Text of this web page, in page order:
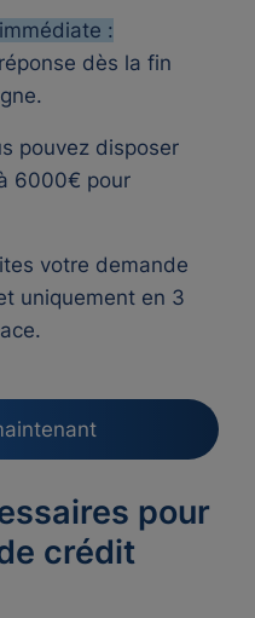
:
dès la fin
pouvez disposer
6000€ pour
votre demande
uniquement en 3
pour
crédit